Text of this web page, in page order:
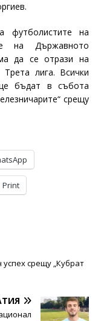
футболистите на
на Държавното
да се отрази на
лига. Всички
бъдат в събота
срещу
Print
срещу „Кубрат